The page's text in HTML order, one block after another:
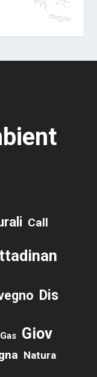
Call
Dis
Gas Giov
Natura